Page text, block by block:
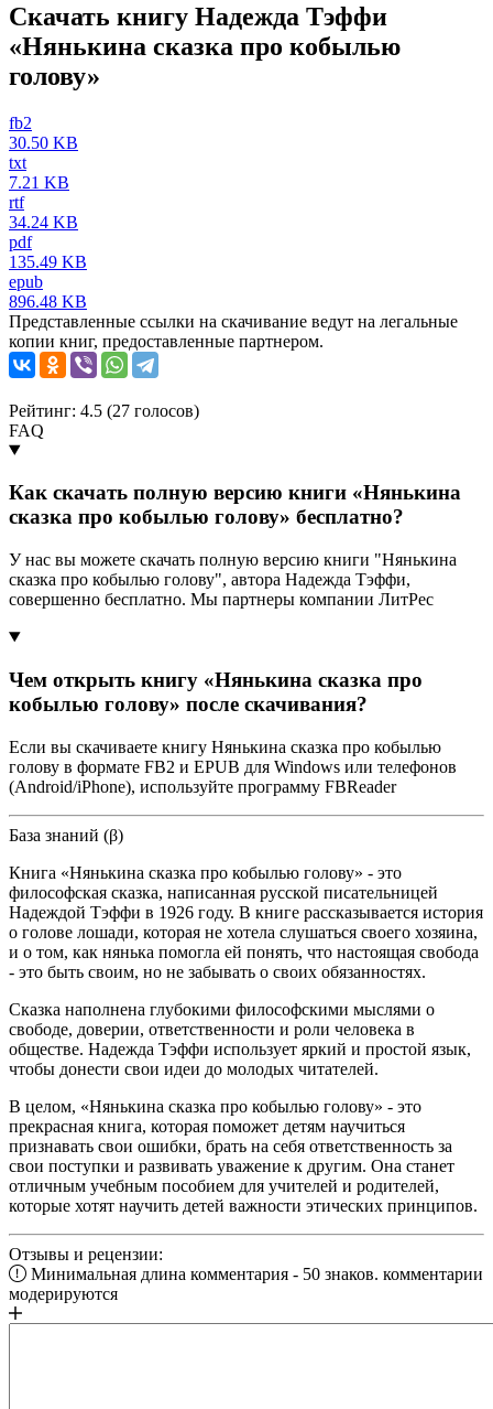
Скачать книгу Надежда Тэффи
«Нянькина сказка про кобылью
голову»
fb2
30.50 KB
txt
7.21 KB
rtf
34.24 KB
pdf
135.49 KB
epub
896.48 KB
Представленные ссылки на скачивание ведут на легальные
копии книг, предоставленные партнером.
Рейтинг: 4.5 (27 голосов)
FAQ
Как скачать полную версию книги «Нянькина
сказка про кобылью голову» бесплатно?
У нас вы можете скачать полную версию книги "Нянькина
сказка про кобылью голову", автора Надежда Тэффи,
совершенно бесплатно. Мы партнеры компании ЛитРес
Чем открыть книгу «Нянькина сказка про
кобылью голову» после скачивания?
Если вы скачиваете книгу Нянькина сказка про кобылью
голову в формате FB2 и EPUB для Windows или телефонов
(Android/iPhone), используйте программу FBReader
База знаний (β)
Книга «Нянькина сказка про кобылью голову» - это
философская сказка, написанная русской писательницей
Надеждой Тэффи в 1926 году. В книге рассказывается история
о голове лошади, которая не хотела слушаться своего хозяина,
и о том, как нянька помогла ей понять, что настоящая свобода
- это быть своим, но не забывать о своих обязанностях.
Сказка наполнена глубокими философскими мыслями о
свободе, доверии, ответственности и роли человека в
обществе. Надежда Тэффи использует яркий и простой язык,
чтобы донести свои идеи до молодых читателей.
В целом, «Нянькина сказка про кобылью голову» - это
прекрасная книга, которая поможет детям научиться
признавать свои ошибки, брать на себя ответственность за
свои поступки и развивать уважение к другим. Она станет
отличным учебным пособием для учителей и родителей,
которые хотят научить детей важности этических принципов.
Отзывы и рецензии:
Минимальная длина комментария - 50 знаков. комментарии
модерируются